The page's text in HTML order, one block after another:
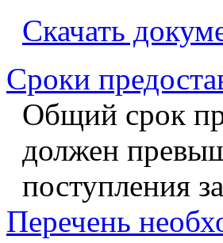
Скачать
Сроки
Общий срок
должен
поступления
Перечень